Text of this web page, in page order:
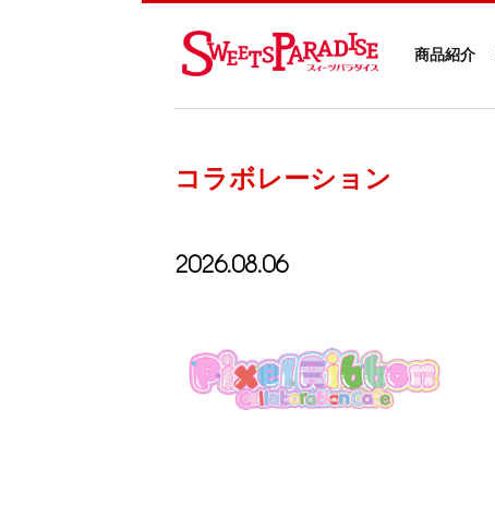
商品紹介
コラボレーション
2026.08.06